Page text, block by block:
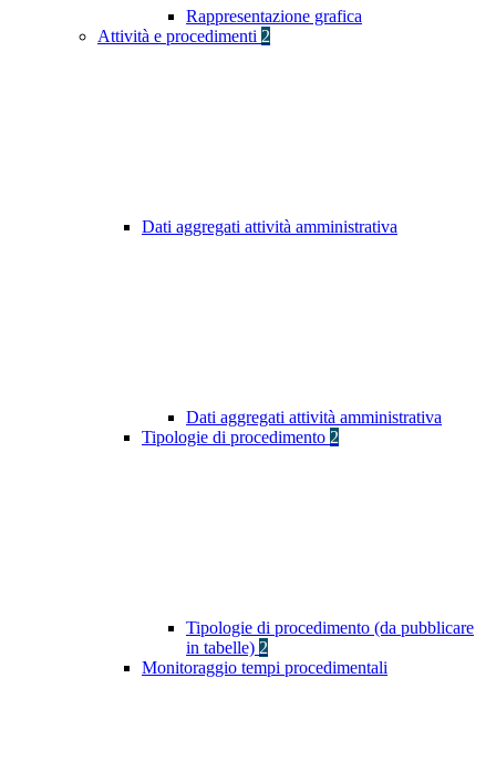
Rappresentazione grafica
Attività e procedimenti 2
Dati aggregati attività amministrativa
Dati aggregati attività amministrativa
Tipologie di procedimento 2
Tipologie di procedimento (da pubblicare
in tabelle) 2
Monitoraggio tempi procedimentali